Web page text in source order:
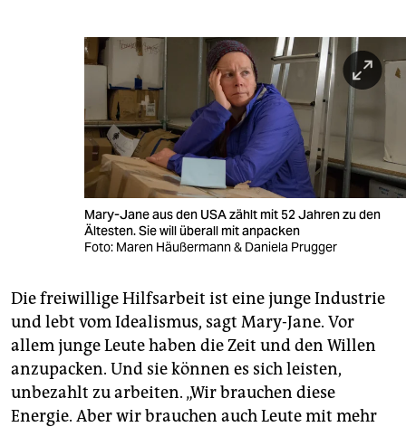
Mary-Jane aus den USA zählt mit 52 Jahren zu den
Ältesten. Sie will überall mit anpacken
Foto: Maren Häußermann & Daniela Prugger
Die freiwillige Hilfsarbeit ist eine junge Industrie
und lebt vom Idealismus, sagt Mary-Jane. Vor
allem junge Leute haben die Zeit und den Willen
anzupacken. Und sie können es sich leisten,
unbezahlt zu arbeiten. „Wir brauchen diese
Energie. Aber wir brauchen auch Leute mit mehr